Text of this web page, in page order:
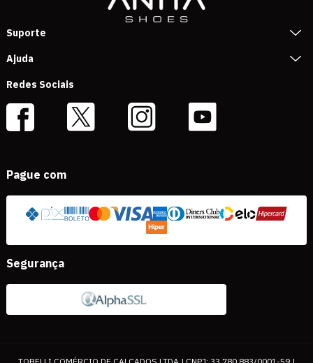
Suporte
Ajuda
Redes Sociais
Pague com
Segurança